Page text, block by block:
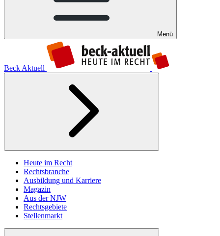
Menü
Beck Aktuell
Heute im Recht
Rechtsbranche
Ausbildung und Karriere
Magazin
Aus der NJW
Rechtsgebiete
Stellenmarkt